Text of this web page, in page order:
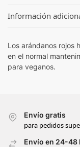
Información
Los arándanos rojos
en el normal
para veganos.
Envío gratis
para pedidos
Envío en 24-48